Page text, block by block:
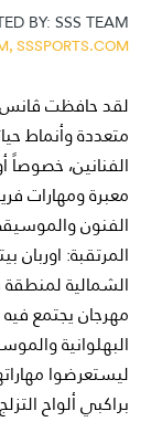
BY:SSS TEAM
SSSPORTS.COM
لقد حافظت ڤانس
متعددة وأنماط
الفنانين،
معبرة ومهارات
الفنون
المرتقبة:
الشمالية
مهرجان يجتمع
البهلوانية
ليستعرضوا
براكبي ألواح